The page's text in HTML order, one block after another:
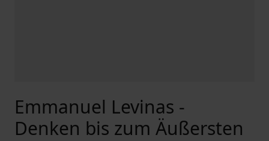
Emmanuel Levinas -
Denken bis zum Äußersten